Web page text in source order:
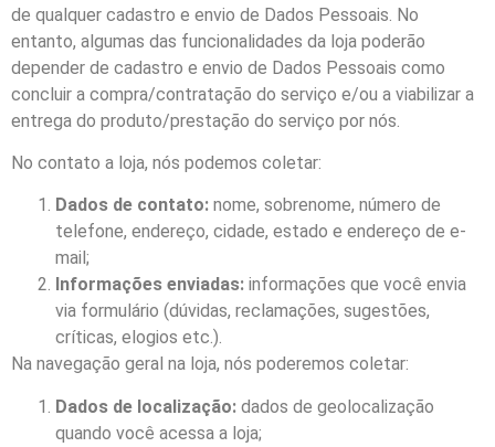
de qualquer cadastro e envio de Dados Pessoais. No
entanto, algumas das funcionalidades da loja poderão
depender de cadastro e envio de Dados Pessoais como
concluir a compra/contratação do serviço e/ou a viabilizar a
entrega do produto/prestação do serviço por nós.
No contato a loja, nós podemos coletar:
Dados de contato: nome, sobrenome, número de
telefone, endereço, cidade, estado e endereço de e-
mail;
Informações enviadas: informações que você envia
via formulário (dúvidas, reclamações, sugestões,
críticas, elogios etc.).
Na navegação geral na loja, nós poderemos coletar:
Dados de localização: dados de geolocalização
quando você acessa a loja;